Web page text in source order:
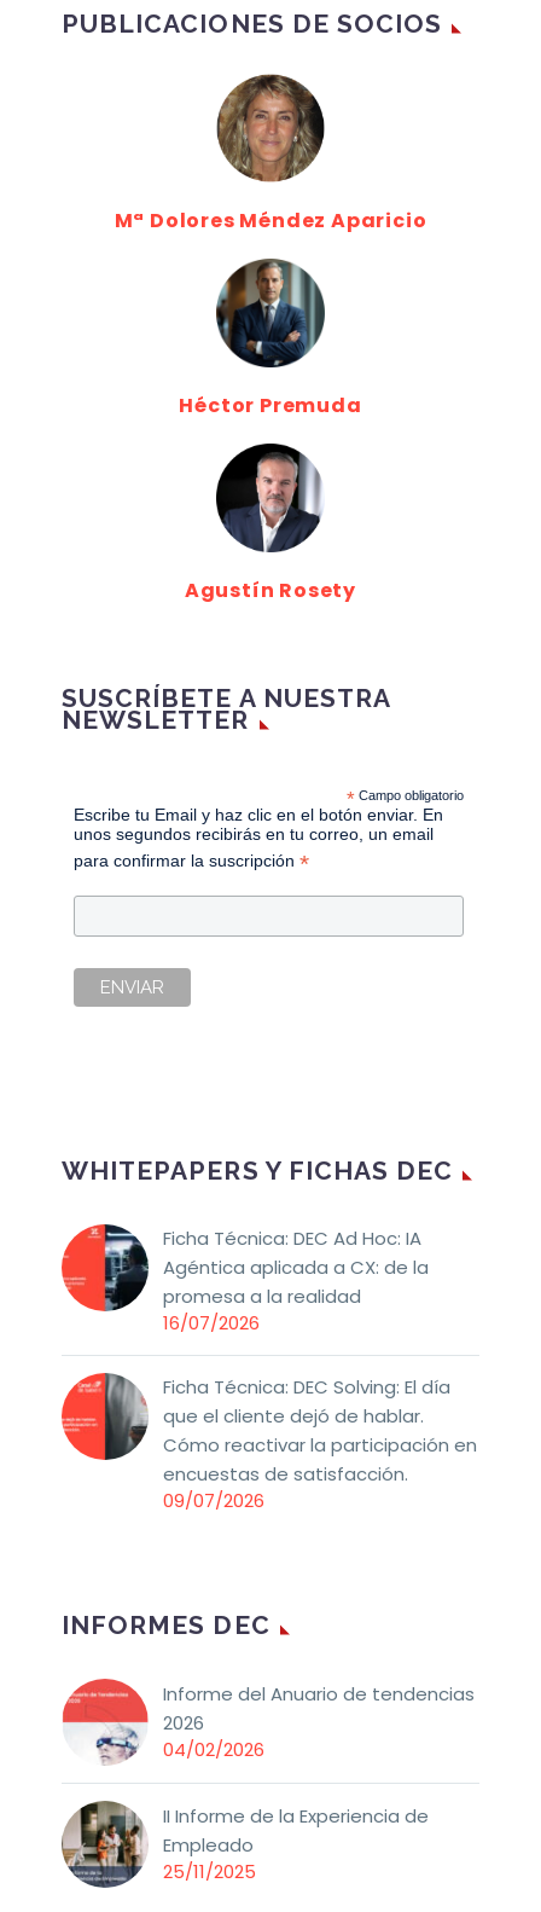
PUBLICACIONES DE SOCIOS
Mª Dolores Méndez Aparicio
Héctor Premuda
Agustín Rosety
SUSCRÍBETE A NUESTRA
NEWSLETTER
*Campo obligatorio
Escribe tu Email y haz clic en el botón enviar. En
unos segundos recibirás en tu correo, un email
para confirmar la suscripción*
WHITEPAPERS Y FICHAS DEC
Ficha Técnica: DEC Ad Hoc: IA
Agéntica aplicada a CX: de la
promesa a la realidad
16/07/2026
Ficha Técnica: DEC Solving: El día
que el cliente dejó de hablar.
Cómo reactivar la participación en
encuestas de satisfacción.
09/07/2026
INFORMES DEC
Informe del Anuario de tendencias
2026
04/02/2026
II Informe de la Experiencia de
Empleado
25/11/2025